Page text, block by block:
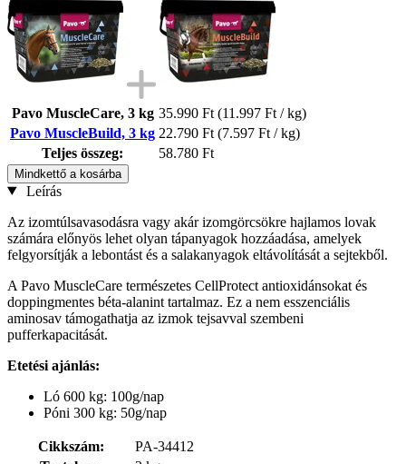
Pavo MuscleCare, 3 kg 35.990 Ft (11.997 Ft / kg)
Pavo MuscleBuild, 3 kg 22.790 Ft (7.597 Ft / kg)
Teljes összeg:
58.780 Ft
Mindkettő a kosárba
Leírás
Az izomtúlsavasodásra vagy akár izomgörcsökre hajlamos lovak
számára előnyös lehet olyan tápanyagok hozzáadása, amelyek
felgyorsítják a lebontást és a salakanyagok eltávolítását a sejtekből.
A Pavo MuscleCare természetes CellProtect antioxidánsokat és
doppingmentes béta-alanint tartalmaz. Ez a nem esszenciális
aminosav támogathatja az izmok tejsavval szembeni
pufferkapacitását.
Etetési ajánlás:
Ló 600 kg: 100g/nap
Póni 300 kg: 50g/nap
Cikkszám:
PA-34412